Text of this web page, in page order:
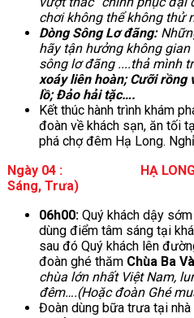
chơi không thể không thử
Dòng Sông Lơ đãng:
hãy tận hưởng không
sông lơ đãng ....thả mình
xoáy liên hoàn; Cưỡi rồng
lồ; Đảo hải tặc….
Kết thúc hành trình khám
đoàn về khách sạn, ăn tối
phá chợ đêm Hạ Long.
Ngày 04 : HẠ
Sáng, Trưa)
06h00: Quý khách dậy
dùng điểm tâm sáng tại
sau đó Quý khách lên
đoàn ghé thăm Chùa Ba
chùa lớn nhất Việt Nam,
đêm….(Hoặc đoàn Ghé
Đoàn dùng bữa trưa tại